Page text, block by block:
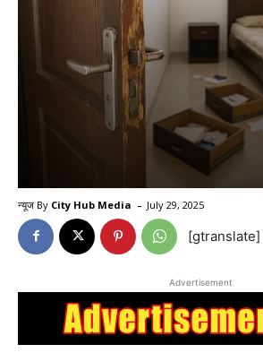
न्यूज By City Hub Media - July 29, 2025
[gtranslate]
Advertisement